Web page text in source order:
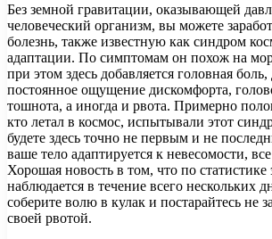
Без земной гравитации, оказывающей
человеческий организм, вы можете
болезнь, также известную как синдром
адаптации. По симптомам он похож на
при этом здесь добавляется головная
постоянное ощущение дискомфорта,
тошнота, а иногда и рвота. Примерно
кто летал в космос, испытывали этот
будете здесь точно не первым и не
ваше тело адаптируется к невесомости,
Хорошая новость в том, что по статистике
наблюдается в течение всего нескольких
соберите волю в кулак и постарайтесь не
своей рвотой.